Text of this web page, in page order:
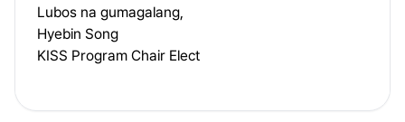
Lubos na gumagalang,
Hyebin Song
KISS Program Chair Elect